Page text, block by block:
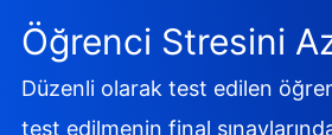
Öğrenci Stresini
Düzenli olarak test edilen
test edilmenin final